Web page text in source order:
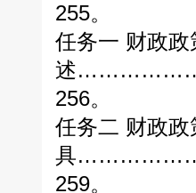
255。
任务一 财政政
述
256。
任务二 财政政
具
259。